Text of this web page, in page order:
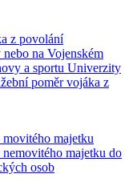
z povolání
na Vojenském
a sportu Univerzity
poměr vojáka z
majetku
majetku do
osob